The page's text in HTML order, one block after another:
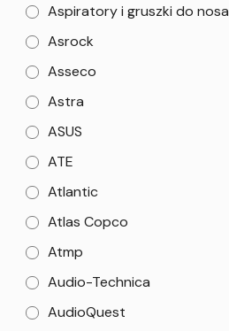
Aspiratory i gruszki do nosa
Asrock
Asseco
Astra
ASUS
ATE
Atlantic
Atlas Copco
Atmp
Audio-Technica
AudioQuest